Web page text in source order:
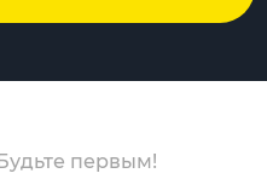
первым!